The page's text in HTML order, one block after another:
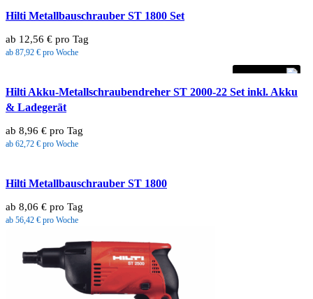
Hilti Metallbauschrauber ST 1800 Set
ab 12,56 € pro Tag
ab 87,92 € pro Woche
Hilti Akku-Metallschraubendreher ST 2000-22 Set inkl. Akku
& Ladegerät
ab 8,96 € pro Tag
ab 62,72 € pro Woche
Hilti Metallbauschrauber ST 1800
ab 8,06 € pro Tag
ab 56,42 € pro Woche